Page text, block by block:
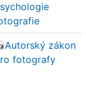
Autorský zákon
fotografy